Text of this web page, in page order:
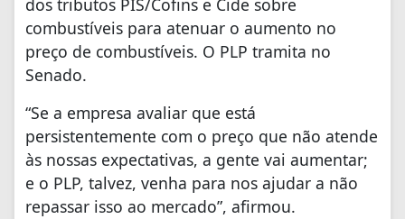
dos tributos PIS/Cofins e Cide sobre
combustíveis para atenuar o aumento no
preço de combustíveis. O PLP tramita no
Senado.
“Se a empresa avaliar que está
persistentemente com o preço que não atende
às nossas expectativas, a gente vai aumentar;
e o PLP, talvez, venha para nos ajudar a não
repassar isso ao mercado”, afirmou.